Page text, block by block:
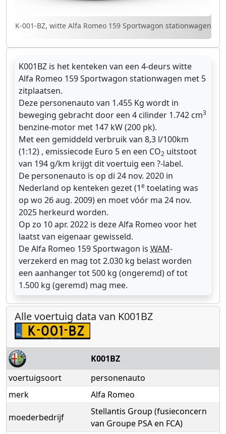
K-001-BZ, witte Alfa Romeo 159 Sportwagon stationwagen
K001BZ is het kenteken van een 4-deurs witte
Alfa Romeo 159 Sportwagon stationwagen met 5
zitplaatsen.
Deze personenauto van 1.455 Kg wordt in
beweging gebracht door een 4 cilinder 1.742 cm3
benzine-motor met 147 kW (200 pk).
Met een gemiddeld verbruik van 8,3 l/100km
(1:12) , emissiecode Euro 5 en een CO2 uitstoot
van 194 g/km krijgt dit voertuig een ?-label.
De personenauto is op di 24 nov. 2020 in
Nederland op kenteken gezet (1e toelating was
op wo 26 aug. 2009) en moet vóór ma 24 nov.
2025 herkeurd worden.
Op zo 10 apr. 2022 is deze Alfa Romeo voor het
laatst van eigenaar gewisseld.
De Alfa Romeo 159 Sportwagon is WAM-
verzekerd en mag tot 2.030 kg belast worden
een aanhanger tot 500 kg (ongeremd) of tot
1.500 kg (geremd) mag mee.
Alle voertuig data van K001BZ
K001BZ
voertuigsoort
personenauto
merk
Alfa Romeo
moederbedrijf
Stellantis Group (fusieconcern
van Groupe PSA en FCA)